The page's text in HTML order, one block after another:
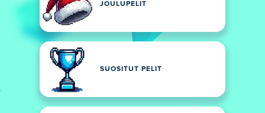
JOULUPELIT
SUOSITUT PELIT